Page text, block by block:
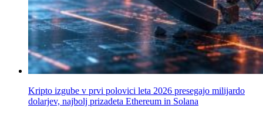
Kripto izgube v prvi polovici leta 2026 presegajo milijardo
dolarjev, najbolj prizadeta Ethereum in Solana